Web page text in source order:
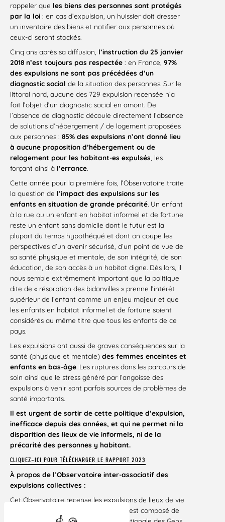
rappeler que les biens des personnes sont protégés
par la loi : en cas d’expulsion, un huissier doit dresser
un inventaire des biens et notifier aux personnes où
ceux-ci seront stockés.
Cinq ans après sa diffusion, l’instruction du 25 janvier
2018 n’est toujours pas respectée : en France, 97%
des expulsions ne sont pas précédées d’un
diagnostic social de la situation des personnes. Sur le
littoral nord, aucune des 729 expulsion recensée n’a
fait l’objet d’un diagnostic social en amont. De
l’absence de diagnostic découle directement l’absence
de solutions d’hébergement / de logement proposées
aux personnes : 85% des expulsions n’ont donné lieu
à aucune proposition d’hébergement ou de
relogement pour les habitant-es expulsés , les
forçant ainsi à l’errance.
Cette année pour la première fois, l’Observatoire traite
la question de l’impact des expulsions sur les
enfants en situation de grande précarité. Un enfant
à la rue ou un enfant en habitat informel et de fortune
reste un enfant sans domicile dont le futur est la
plupart du temps hypothéqué et dont on coupe les
perspectives d’un avenir sécurisé, d’un point de vue de
sa santé physique et mentale, de son intégrité, de son
éducation, de son accès à un habitat digne. Dès lors, il
nous semble extrêmement important que la politique
dite de « résorption des bidonvilles » prenne l’intérêt
supérieur de l’enfant comme un enjeu majeur et que
les enfants en habitat informel et de fortune soient
considérés au même titre que tous les enfants de ce
pays.
Les expulsions ont aussi de graves conséquences sur la
santé (physique et mentale) des femmes enceintes et
enfants en bas-âge. Les ruptures dans les parcours de
soin ainsi que le stress généré par l’angoisse des
expulsions à venir sont parfois sources de problèmes de
santé importants.
Il est urgent de sortir de cette politique d’expulsion,
inefficace depuis des années, et qui ne permet ni la
disparition des lieux de vie informels, ni de la
précarité des personnes y habitant.
CLIQUEZ-ICI POUR TÉLÉCHARGER LE RAPPORT 2023
À propos de l’Observatoire inter-associatif des
expulsions collectives :
Cet Observatoire recense les expulsions de lieux de vie
informels en France métropolitaine. Il est composé de